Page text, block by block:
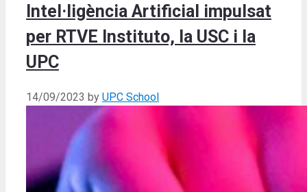
Intel·ligència Artificial impulsat
per RTVE Instituto, la USC i la
UPC
14/09/2023 by UPC School